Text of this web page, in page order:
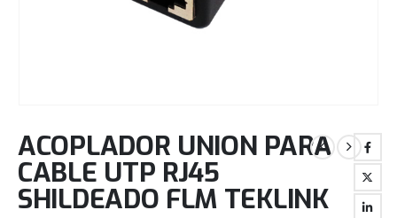
ACOPLADOR UNION PARA
CABLE UTP RJ45
SHILDEADO FLM TEKLINK